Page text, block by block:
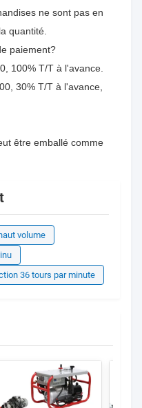
ne sont pas en
quantité.
paiement?
100% T/T à l'avance.
30% T/T à l'avance,
être emballé comme
volume
36 tours par minute